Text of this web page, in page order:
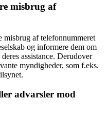
misbrug af
misbrug af telefonnummeret
og informere dem om
assistance. Derudover
myndigheder, som f.eks.
advarsler mod